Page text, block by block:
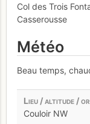
Col des Trois
Casserousse
Météo
Beau temps,
Couloir NW